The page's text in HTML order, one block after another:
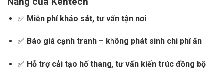
✅ Miễn phí khảo sát, tư vấn tận nơi
✅ Báo giá cạnh tranh – không phát sinh chi phí ẩn
✅ Hỗ trợ cải tạo hố thang, tư vấn kiến trúc đồng bộ